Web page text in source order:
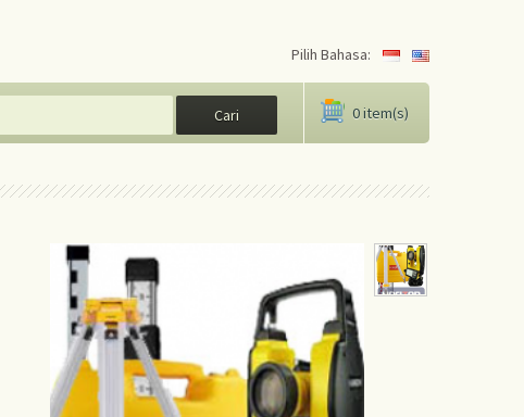
Pilih Bahasa:
0item(s)